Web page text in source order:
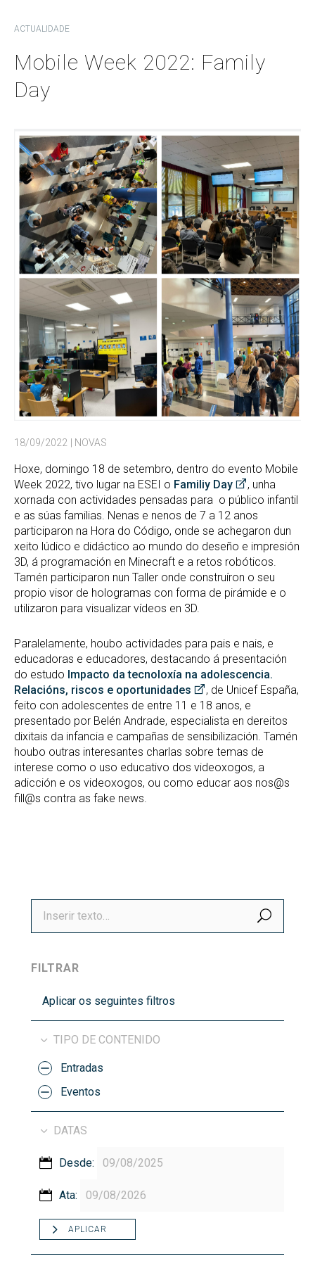
ACTUALIDADE
Mobile Week 2022: Family
Day
18/09/2022 | NOVAS
Hoxe, domingo 18 de setembro, dentro do evento Mobile
Week 2022, tivo lugar na ESEI o Familiy Day
, unha
xornada con actividades pensadas para o público infantil
e as súas familias. Nenas e nenos de 7 a 12 anos
participaron na Hora do Código, onde se achegaron dun
xeito lúdico e didáctico ao mundo do deseño e impresión
3D, á programación en Minecraft e a retos robóticos.
Tamén participaron nun Taller onde construíron o seu
propio visor de hologramas con forma de pirámide e o
utilizaron para visualizar vídeos en 3D.
Paralelamente, houbo actividades para pais e nais, e
educadoras e educadores, destacando á presentación
do estudo Impacto da tecnoloxía na adolescencia.
Relacións, riscos e oportunidades
, de Unicef España,
feito con adolescentes de entre 11 e 18 anos, e
presentado por Belén Andrade, especialista en dereitos
dixitais da infancia e campañas de sensibilización. Tamén
houbo outras interesantes charlas sobre temas de
interese como o uso educativo dos videoxogos, a
adicción e os videoxogos, ou como educar aos nos@s
fill@s contra as fake news.
FILTRAR
Aplicar os seguintes filtros
TIPO DE CONTENIDO
Entradas
Eventos
DATAS
Desde:
Ata:
APLICAR